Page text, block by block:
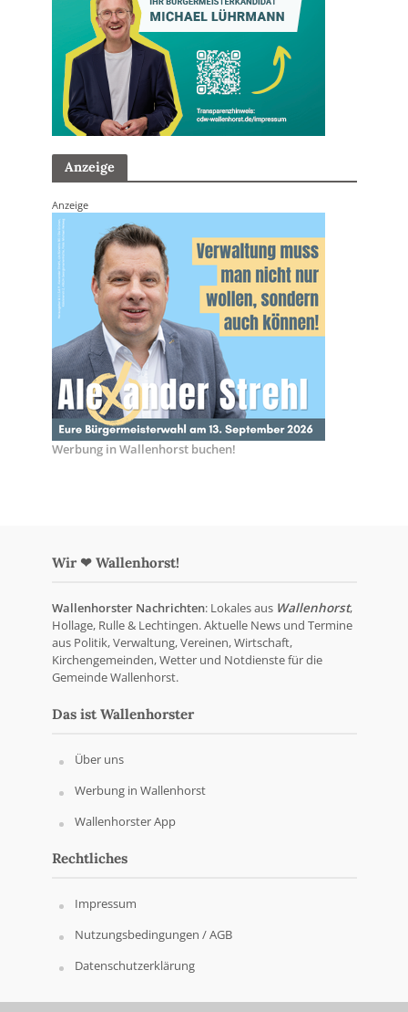
Anzeige
Anzeige
Werbung in Wallenhorst buchen!
Wir ❤ Wallenhorst!
Wallenhorster Nachrichten: Lokales aus Wallenhorst,
Hollage, Rulle & Lechtingen. Aktuelle News und Termine
aus Politik, Verwaltung, Vereinen, Wirtschaft,
Kirchengemeinden, Wetter und Notdienste für die
Gemeinde Wallenhorst.
Das ist Wallenhorster
Über uns
Werbung in Wallenhorst
Wallenhorster App
Rechtliches
Impressum
Nutzungsbedingungen / AGB
Datenschutzerklärung